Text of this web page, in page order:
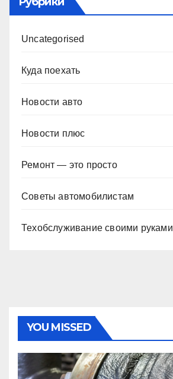
Uncategorised
Куда поехать
Новости авто
Новости плюс
Ремонт — это просто
Советы автомобилистам
Техобслуживание своими руками
YOU MISSED